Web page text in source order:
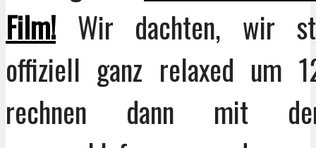
Film! Wir dachten, wir
offiziell ganz relaxed um
rechnen dann mit